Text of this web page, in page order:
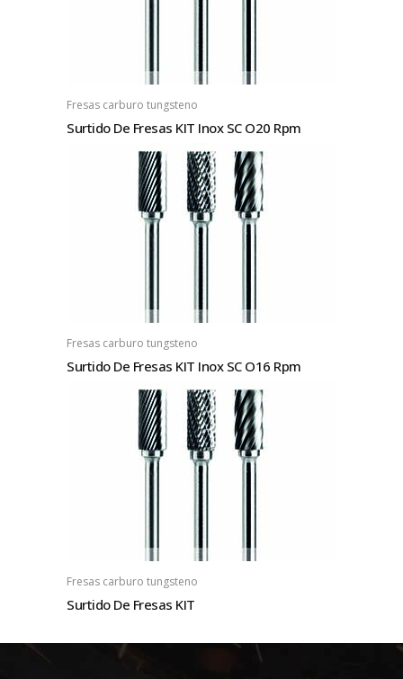
Fresas carburo tungsteno
Surtido De Fresas KIT Inox SC O20 Rpm
Fresas carburo tungsteno
Surtido De Fresas KIT Inox SC O16 Rpm
Fresas carburo tungsteno
Surtido De Fresas KIT